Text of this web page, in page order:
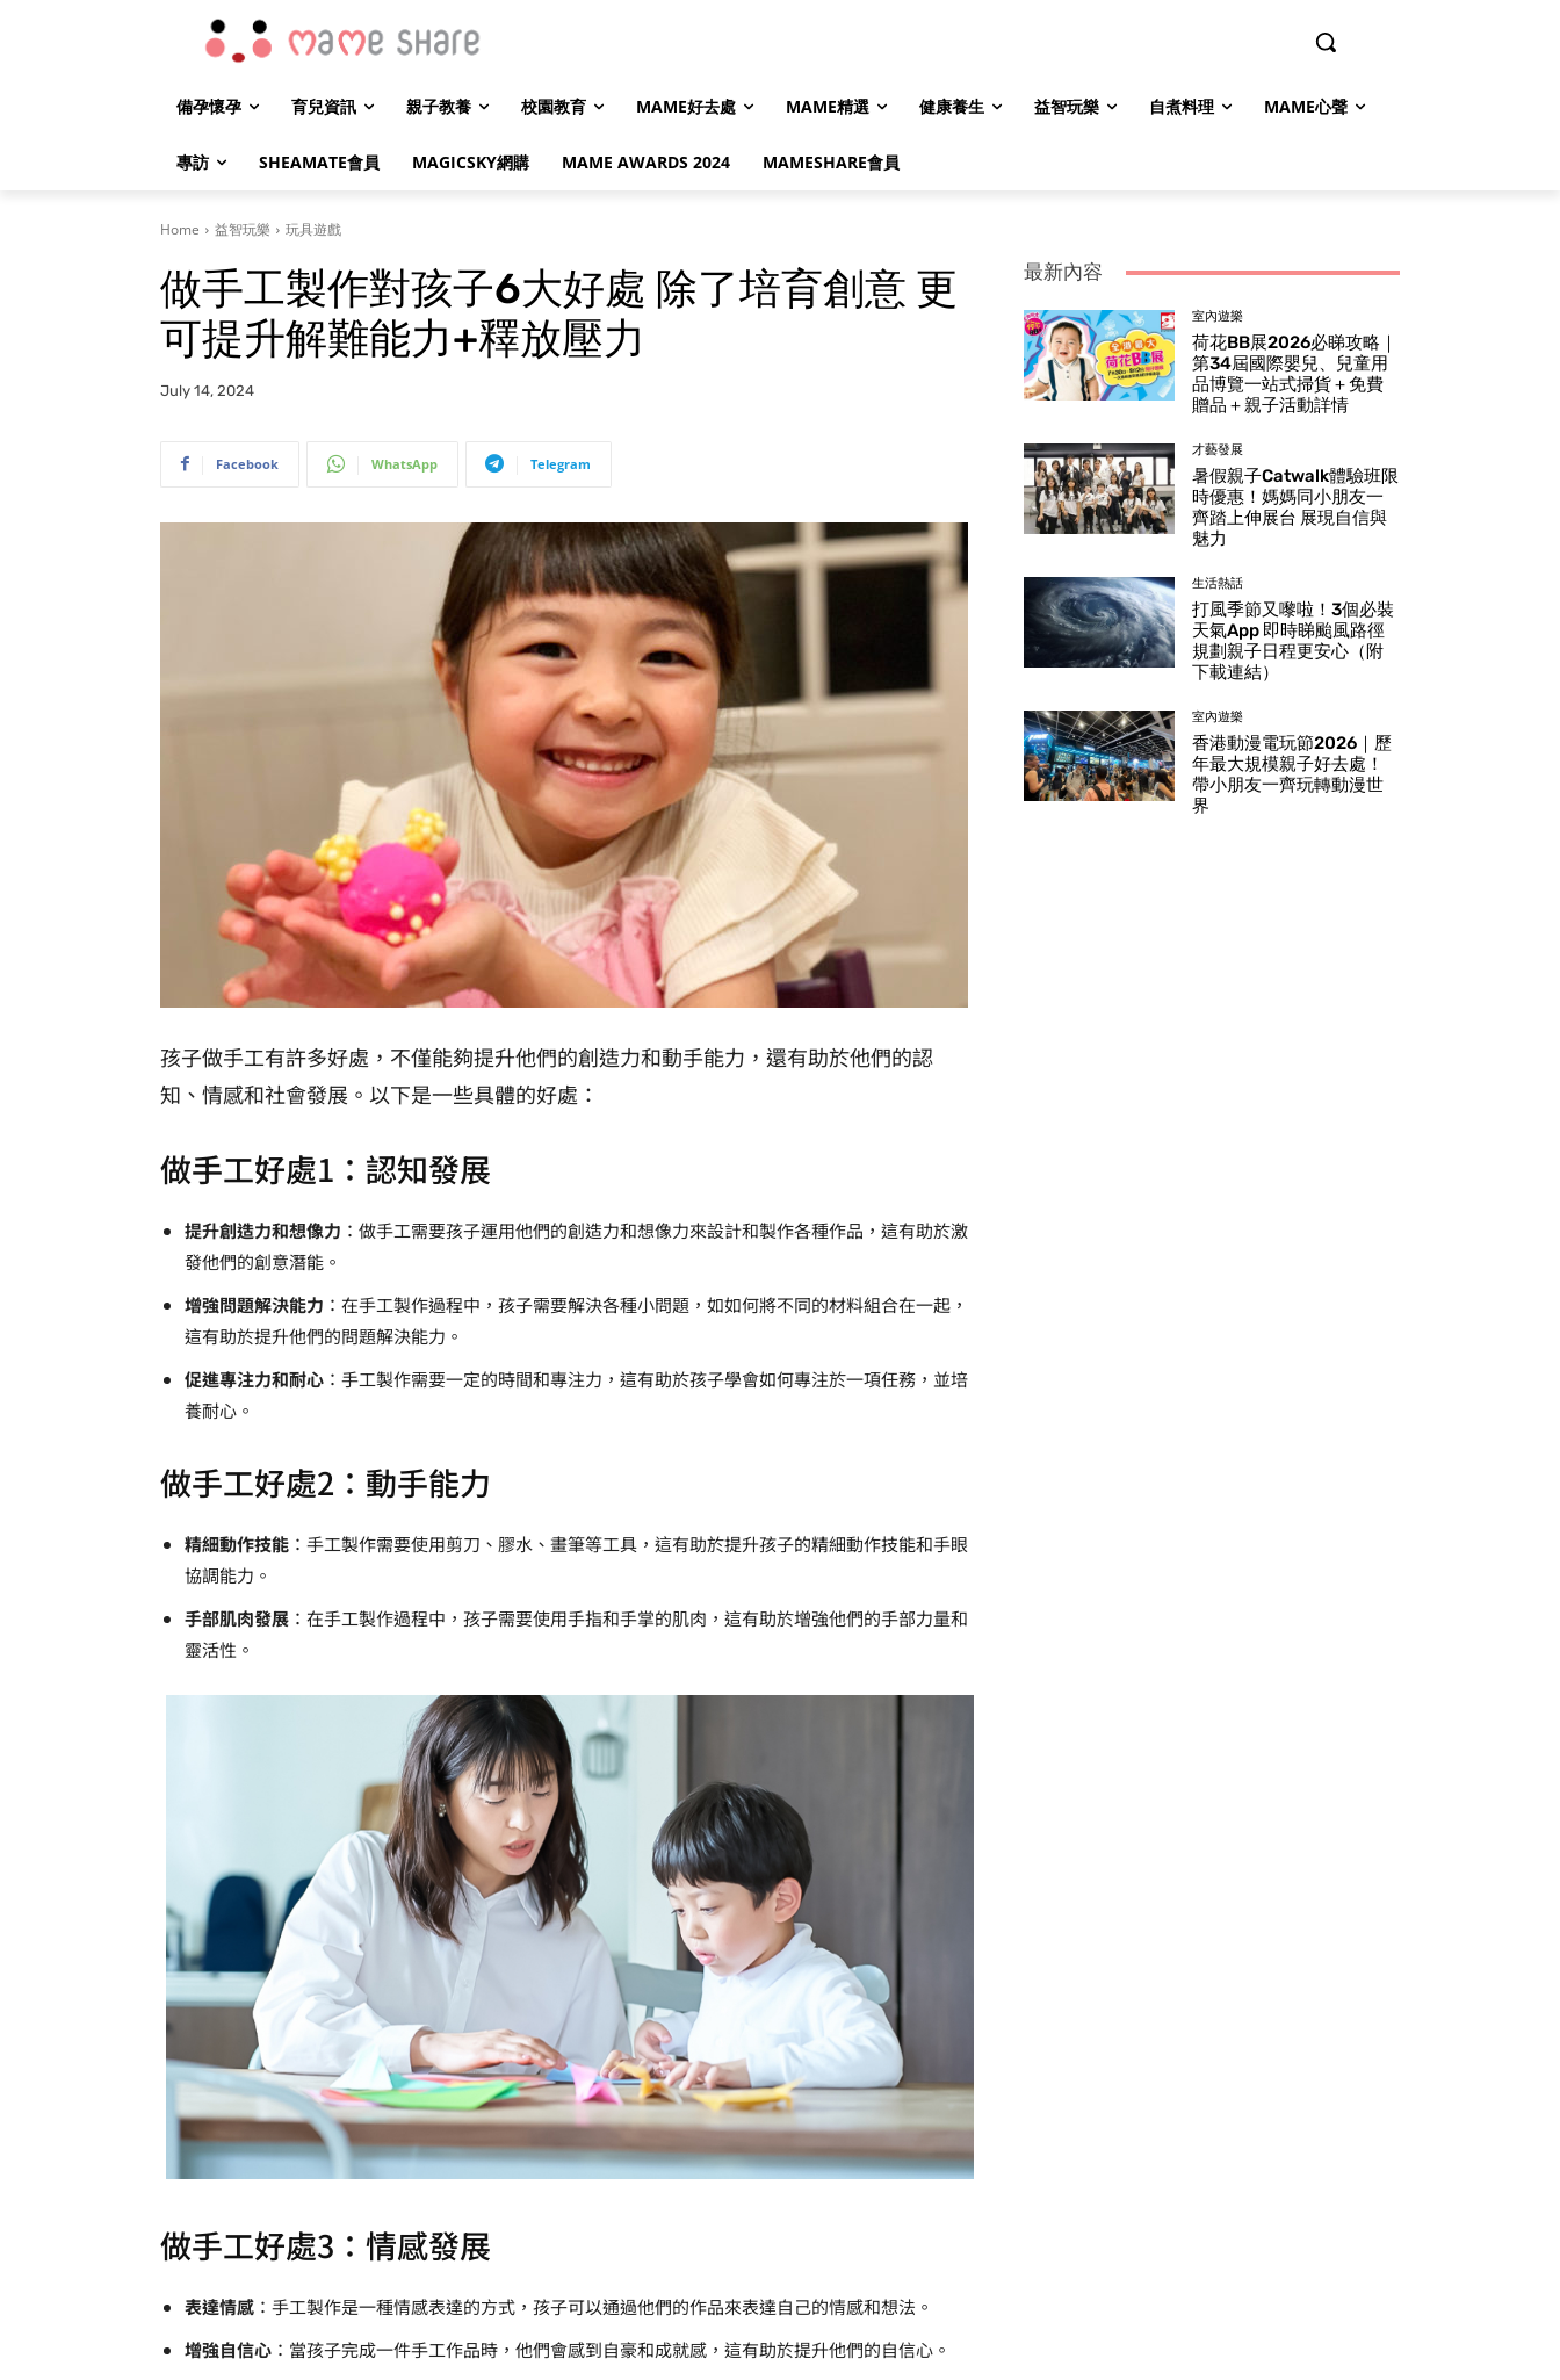
備孕懷孕 育兒資訊 親子教養 校園教育 MAME好去處 MAME精選 健康養生 益智玩樂 自煮料理 MAME心聲
專訪 SHEAMATE會員 MAGICSKY網購 MAME AWARDS 2024 MAMESHARE會員
Home 益智玩樂 玩具遊戲
做手工製作對孩子6大好處 除了培育創意 更
可提升解難能力+釋放壓力
July 14, 2024
Facebook WhatsApp Telegram
孩子做手工有許多好處，不僅能夠提升他們的創造力和動手能力，還有助於他們的認
知、情感和社會發展。以下是一些具體的好處：
做手工好處1：認知發展
提升創造力和想像力 ：做手工需要孩子運用他們的創造力和想像力來設計和製作各種作品，這有助於激
發他們的創意潛能。
增強問題解決能力 ：在手工製作過程中，孩子需要解決各種小問題，如如何將不同的材料組合在一起，
這有助於提升他們的問題解決能力。
促進專注力和耐心 ：手工製作需要一定的時間和專注力，這有助於孩子學會如何專注於一項任務，並培
養耐心。
做手工好處2：動手能力
精細動作技能 ：手工製作需要使用剪刀、膠水、畫筆等工具，這有助於提升孩子的精細動作技能和手眼
協調能力。
手部肌肉發展 ：在手工製作過程中，孩子需要使用手指和手掌的肌肉，這有助於增強他們的手部力量和
靈活性。
做手工好處3：情感發展
表達情感 ：手工製作是一種情感表達的方式，孩子可以通過他們的作品來表達自己的情感和想法。
增強自信心 ：當孩子完成一件手工作品時，他們會感到自豪和成就感，這有助於提升他們的自信心。
最新內容
室內遊樂
荷花BB展2026必睇攻略｜
第34屆國際嬰兒、兒童用
品博覽一站式掃貨＋免費
贈品＋親子活動詳情
才藝發展
暑假親子Catwalk體驗班限
時優惠！媽媽同小朋友一
齊踏上伸展台 展現自信與
魅力
生活熱話
打風季節又嚟啦！3個必裝
天氣App 即時睇颱風路徑
規劃親子日程更安心（附
下載連結）
室內遊樂
香港動漫電玩節2026｜歷
年最大規模親子好去處！
帶小朋友一齊玩轉動漫世
界